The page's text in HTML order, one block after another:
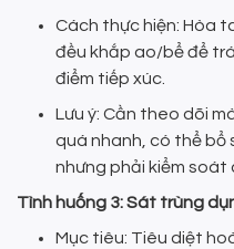
Cách thực hiện: Hòa
đều khắp ao/bể để
điểm tiếp xúc.
Lưu ý: Cần theo dõi
quá nhanh, có thể bổ
nhưng phải kiểm soát
Tình huống 3: Sát trùng
Mục tiêu: Tiêu diệt